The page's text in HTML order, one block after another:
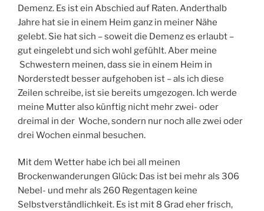
Demenz. Es ist ein Abschied auf Raten. Anderthalb
Jahre hat sie in einem Heim ganz in meiner Nähe
gelebt. Sie hat sich – soweit die Demenz es erlaubt –
gut eingelebt und sich wohl gefühlt. Aber meine
Schwestern meinen, dass sie in einem Heim in
Norderstedt besser aufgehoben ist – als ich diese
Zeilen schreibe, ist sie bereits umgezogen. Ich werde
meine Mutter also künftig nicht mehr zwei- oder
dreimal in der Woche, sondern nur noch alle zwei oder
drei Wochen einmal besuchen.
Mit dem Wetter habe ich bei all meinen
Brockenwanderungen Glück: Das ist bei mehr als 306
Nebel- und mehr als 260 Regentagen keine
Selbstverständlichkeit. Es ist mit 8 Grad eher frisch,